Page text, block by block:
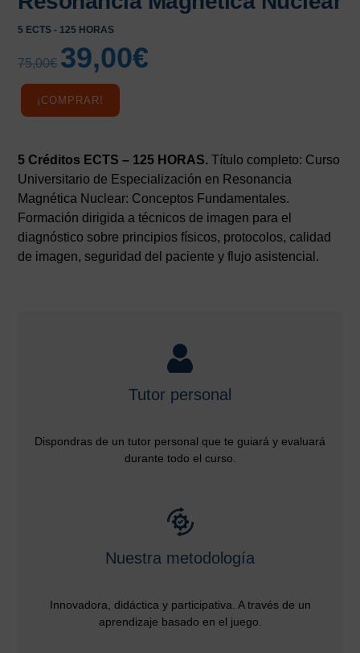
5 ECTS - 125 HORAS
75,00€
El
precio
39,00€
¡COMPRAR!
5 Créditos ECTS – 125 HORAS. Título completo: Curso
Universitario de Especialización en Resonancia
Magnética Nuclear: Conceptos Fundamentales.
Formación dirigida a técnicos de imagen para el
diagnóstico sobre principios físicos, protocolos, calidad
de imagen, seguridad del paciente y flujo asistencial.
Tutor personal
Dispondras de un tutor personal que te guiará y evaluará
durante todo el curso.
Nuestra metodología
Innovadora, didáctica y participativa. A través de un
aprendizaje basado en el juego.